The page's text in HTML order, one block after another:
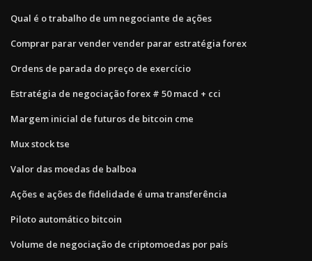
Qual é o trabalho de um negociante de ações
Comprar parar vender vender parar estratégia forex
Ordens de parada do preço de exercício
Estratégia de negociação forex # 50 macd + cci
Margem inicial de futuros de bitcoin cme
Mux stock tse
Valor das moedas de balboa
Ações e ações de fidelidade é uma transferência
Piloto automático bitcoin
Volume de negociação de criptomoedas por país